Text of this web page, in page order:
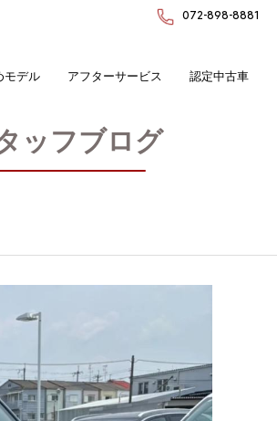
072-898-8881
モデル アフターサービス 認定中古車
ッフブログ